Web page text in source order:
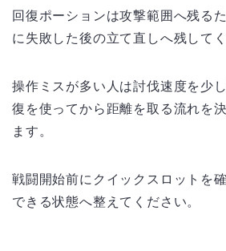
回復ポーションは攻撃範囲へ残る
に失敗した後の立て直しへ残してく
操作ミスが多い人は討伐速度を少
復を使ってから距離を取る流れを
ます。
戦闘開始前にクイックスロットを
できる状態へ整えてください。